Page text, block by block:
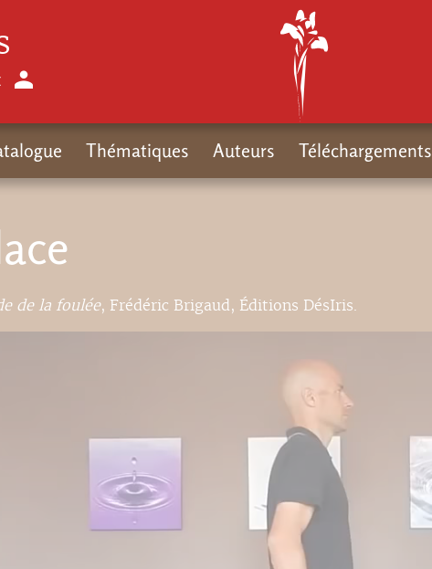
de la foulée, Frédéric Brigaud, Éditions DésIris.
Thématiques Auteurs Téléchargements